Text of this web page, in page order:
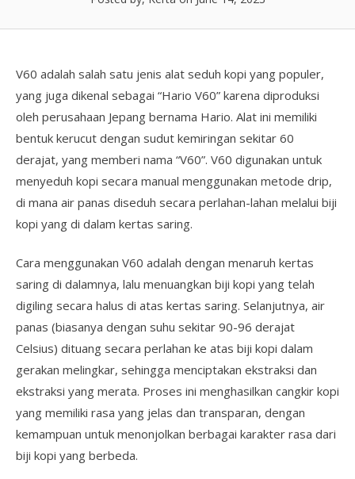
V60 adalah salah satu jenis alat seduh kopi yang populer,
yang juga dikenal sebagai “Hario V60” karena diproduksi
oleh perusahaan Jepang bernama Hario. Alat ini memiliki
bentuk kerucut dengan sudut kemiringan sekitar 60
derajat, yang memberi nama “V60”. V60 digunakan untuk
menyeduh kopi secara manual menggunakan metode drip,
di mana air panas diseduh secara perlahan-lahan melalui biji
kopi yang di dalam kertas saring.
Cara menggunakan V60 adalah dengan menaruh kertas
saring di dalamnya, lalu menuangkan biji kopi yang telah
digiling secara halus di atas kertas saring. Selanjutnya, air
panas (biasanya dengan suhu sekitar 90-96 derajat
Celsius) dituang secara perlahan ke atas biji kopi dalam
gerakan melingkar, sehingga menciptakan ekstraksi dan
ekstraksi yang merata. Proses ini menghasilkan cangkir kopi
yang memiliki rasa yang jelas dan transparan, dengan
kemampuan untuk menonjolkan berbagai karakter rasa dari
biji kopi yang berbeda.